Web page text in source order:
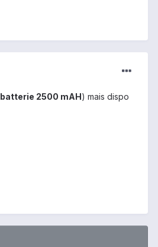
batterie 2500 mAH) mais dispo